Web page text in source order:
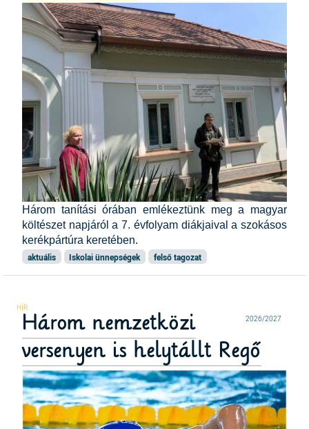
Három tanítási órában emlékeztünk meg a magyar
költészet napjáról a 7. évfolyam diákjaival a szokásos
kerékpártúra keretében.
aktuális Iskolai ünnepségek felső tagozat
2026/2027
Három nemzetközi
versenyen is helytállt Regő